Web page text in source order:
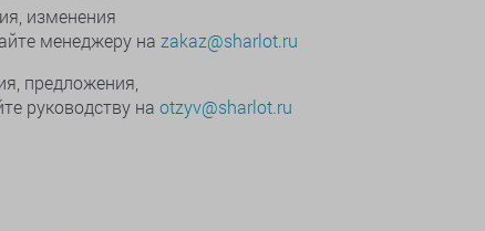
изменения
менеджеру на zakaz@sharlot.ru
предложения,
руководству на otzyv@sharlot.ru